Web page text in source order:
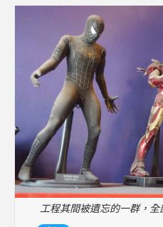
工程其間被遺忘的一群，全